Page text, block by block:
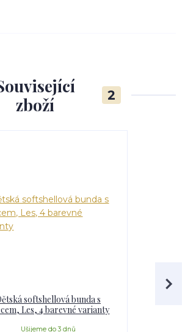
zboží
2
softshellová bunda s
Les, 4 barevné varianty
Ušijeme do 3 dnů